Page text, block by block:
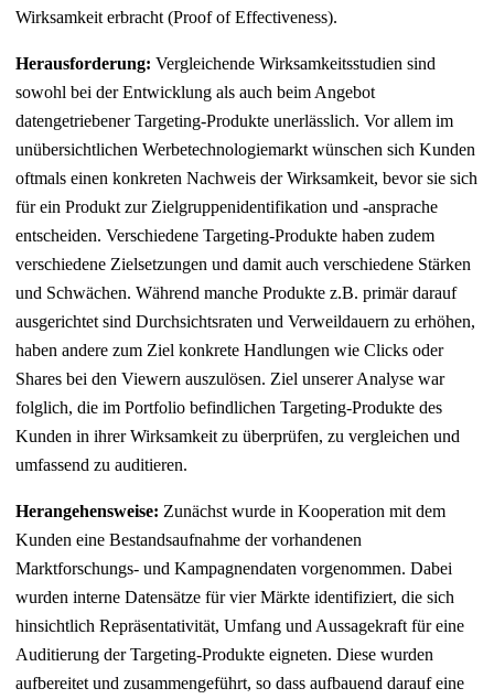
Wirksamkeit erbracht (Proof of Effectiveness).
Herausforderung: Vergleichende Wirksamkeitsstudien sind
sowohl bei der Entwicklung als auch beim Angebot
datengetriebener Targeting-Produkte unerlässlich. Vor allem im
unübersichtlichen Werbetechnologiemarkt wünschen sich Kunden
oftmals einen konkreten Nachweis der Wirksamkeit, bevor sie sich
für ein Produkt zur Zielgruppenidentifikation und -ansprache
entscheiden. Verschiedene Targeting-Produkte haben zudem
verschiedene Zielsetzungen und damit auch verschiedene Stärken
und Schwächen. Während manche Produkte z.B. primär darauf
ausgerichtet sind Durchsichtsraten und Verweildauern zu erhöhen,
haben andere zum Ziel konkrete Handlungen wie Clicks oder
Shares bei den Viewern auszulösen. Ziel unserer Analyse war
folglich, die im Portfolio befindlichen Targeting-Produkte des
Kunden in ihrer Wirksamkeit zu überprüfen, zu vergleichen und
umfassend zu auditieren.
Herangehensweise: Zunächst wurde in Kooperation mit dem
Kunden eine Bestandsaufnahme der vorhandenen
Marktforschungs- und Kampagnendaten vorgenommen. Dabei
wurden interne Datensätze für vier Märkte identifiziert, die sich
hinsichtlich Repräsentativität, Umfang und Aussagekraft für eine
Auditierung der Targeting-Produkte eigneten. Diese wurden
aufbereitet und zusammengeführt, so dass aufbauend darauf eine